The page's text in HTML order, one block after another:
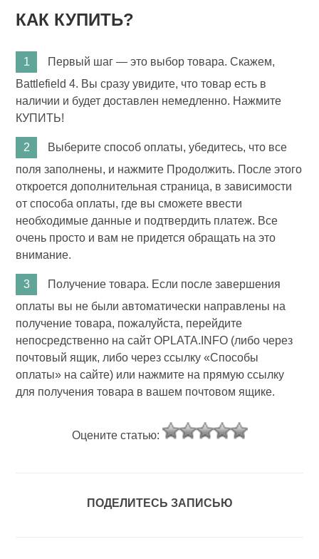
КАК КУПИТЬ?
Первый шаг — это выбор товара. Скажем,
Battlefield 4. Вы сразу увидите, что товар есть в
наличии и будет доставлен немедленно. Нажмите
КУПИТЬ!
Выберите способ оплаты, убедитесь, что все
поля заполнены, и нажмите Продолжить. После этого
откроется дополнительная страница, в зависимости
от способа оплаты, где вы сможете ввести
необходимые данные и подтвердить платеж. Все
очень просто и вам не придется обращать на это
внимание.
Получение товара. Если после завершения
оплаты вы не были автоматически направлены на
получение товара, пожалуйста, перейдите
непосредственно на сайт OPLATA.INFO (либо через
почтовый ящик, либо через ссылку «Способы
оплаты» на сайте) или нажмите на прямую ссылку
для получения товара в вашем почтовом ящике.
Оцените статью:
ПОДЕЛИТЕСЬ ЗАПИСЬЮ